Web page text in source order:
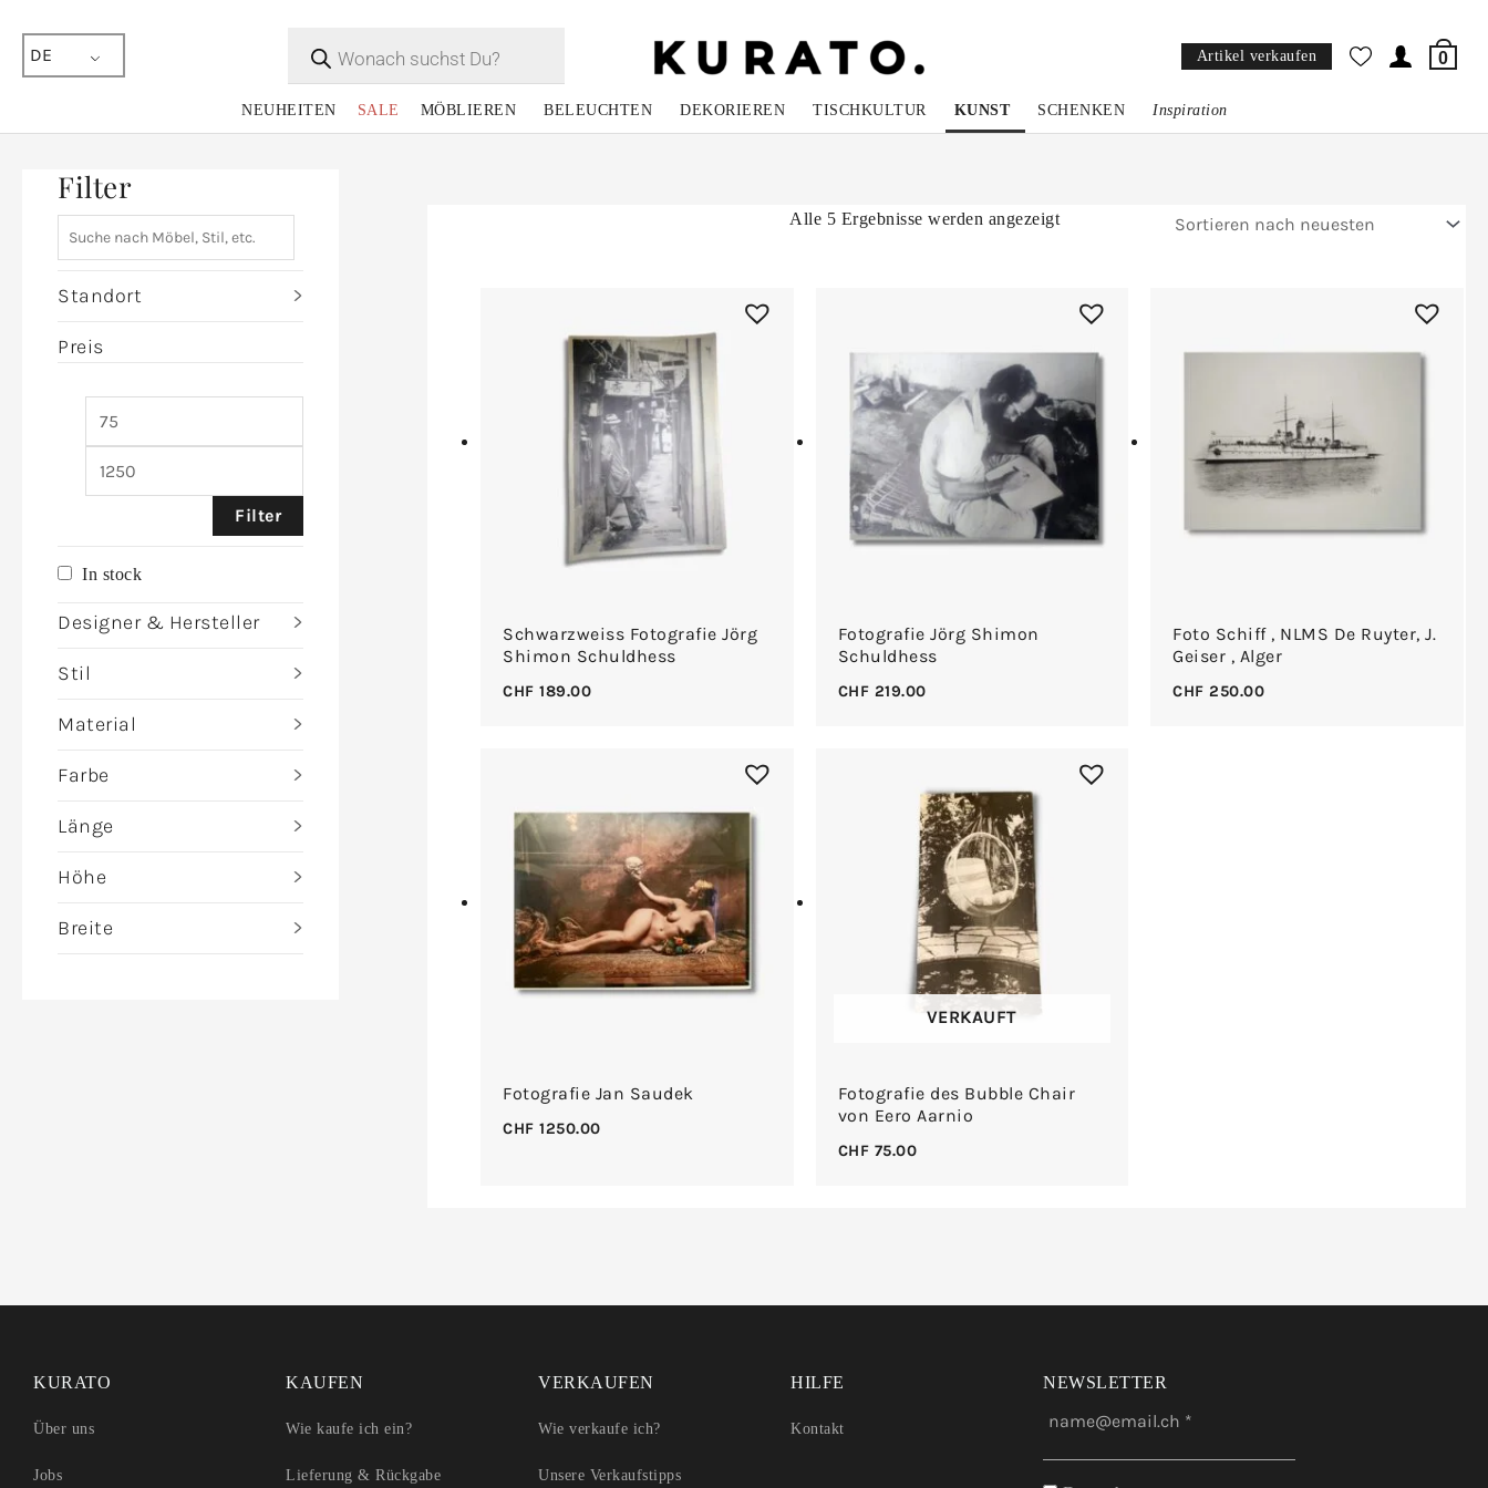
DE Artikel verkaufen 0
NEUHEITEN SALE MÖBLIEREN BELEUCHTEN DEKORIEREN TISCHKULTUR KUNST SCHENKEN Inspiration
Filter
Standort
Preis
Filter
In stock
Designer & Hersteller
Stil
Material
Farbe
Länge
Höhe
Breite
Alle 5 Ergebnisse werden angezeigtNach
Schwarzweiss Fotografie Jörg
Shimon Schuldhess
CHF 189.00
Fotografie Jörg Shimon
Schuldhess
CHF 219.00
Foto Schiff , NLMS De Ruyter, J.
Geiser , Alger
CHF 250.00
Fotografie Jan Saudek
CHF 1250.00
VERKAUFT
Fotografie des Bubble Chair
von Eero Aarnio
CHF 75.00
KURATO
Über uns
Jobs
KAUFEN
Wie kaufe ich ein?
Lieferung & Rückgabe
VERKAUFEN
Wie verkaufe ich?
Unsere Verkaufstipps
HILFE
Kontakt
NEWSLETTER
instagram
facebook